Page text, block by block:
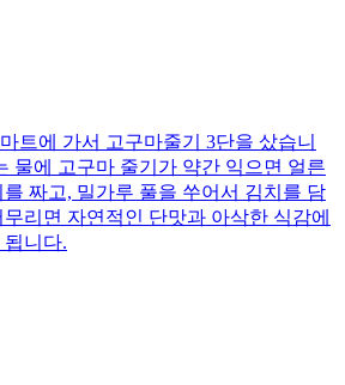
트에 가서 고구마줄기 3단을 샀습니
물에 고구마 줄기가 약간 익으면 얼른
짜고, 밀가루 풀을 쑤어서 김치를 담
리면 자연적인 단맛과 아삭한 식감에
니다.